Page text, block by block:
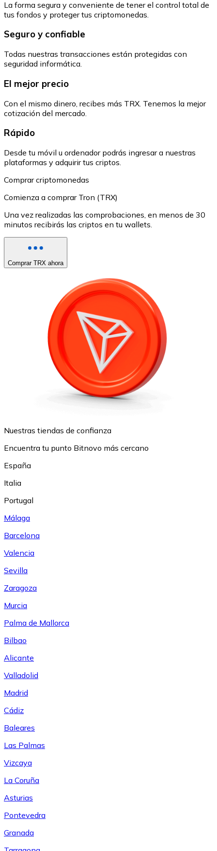
La forma segura y conveniente de tener el control total de
tus fondos y proteger tus criptomonedas.
Seguro y confiable
Todas nuestras transacciones están protegidas con
seguridad informática.
El mejor precio
Con el mismo dinero, recibes más TRX. Tenemos la mejor
cotización del mercado.
Rápido
Desde tu móvil u ordenador podrás ingresar a nuestras
plataformas y adquirir tus criptos.
Comprar criptomonedas
Comienza a comprar Tron (TRX)
Una vez realizadas las comprobaciones, en menos de 30
minutos recibirás las criptos en tu wallets.
Comprar TRX ahora
Nuestras tiendas de confianza
Encuentra tu punto Bitnovo más cercano
España
Italia
Portugal
Málaga
Barcelona
Valencia
Sevilla
Zaragoza
Murcia
Palma de Mallorca
Bilbao
Alicante
Valladolid
Madrid
Cádiz
Baleares
Las Palmas
Vizcaya
La Coruña
Asturias
Pontevedra
Granada